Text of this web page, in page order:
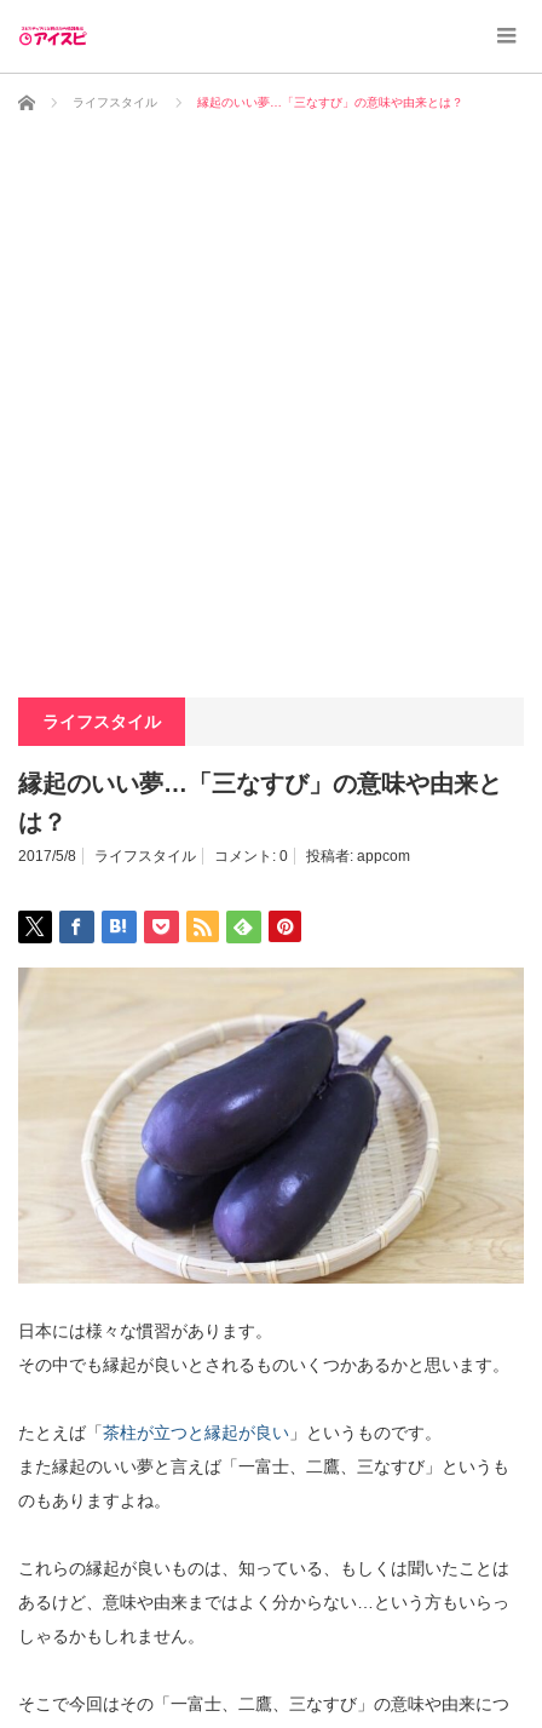
ホーム ライフスタイル 縁起のいい夢…「三なすび」の意味や由来とは？
ライフスタイル
縁起のいい夢…「三なすび」の意味や由来と
は？
2017/5/8 ライフスタイル コメント: 0 投稿者: appcom
日本には様々な慣習があります。
その中でも縁起が良いとされるものいくつかあるかと思います。
たとえば「茶柱が立つと縁起が良い 」というものです。
また縁起のいい夢と言えば「一富士、二鷹、三なすび」というも
のもありますよね。
これらの縁起が良いものは、知っている、もしくは聞いたことは
あるけど、意味や由来まではよく分からない…という方もいらっ
しゃるかもしれません。
そこで今回はその「一富士、二鷹、三なすび」の意味や由来につ